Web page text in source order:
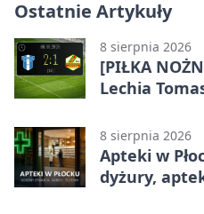
Ostatnie Artykuły
8 sierpnia 2026
[PIŁKA
Lechia
8 sierpnia 2026
Apteki w
dyżury,